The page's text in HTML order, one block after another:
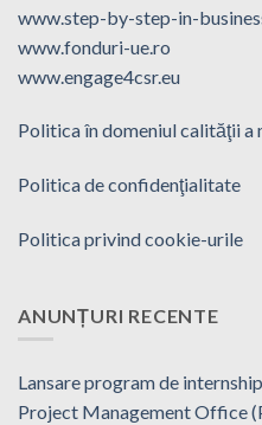
www.step-by-step-in-
www.fonduri-ue.ro
www.engage4csr.eu
Politica în domeniul calităţii a
Politica de confidenţialitate
Politica privind cookie-urile
ANUNȚURI RECENTE
Lansare program de
Project Management Office